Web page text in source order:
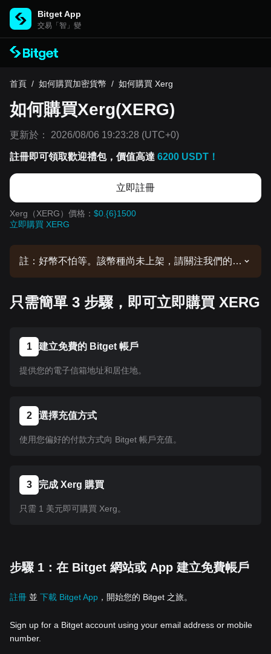
Bitget App
交易「智」變
首頁 / 如何購買加密貨幣 / 如何購買 Xerg
如何購買Xerg(XERG)
更新於： 2026/08/06 19:23:28 (UTC+0)
註冊即可領取歡迎禮包，價值高達 6200 USDT！
立即註冊
Xerg（XERG）價格： $0.{6}1500
立即購買 XERG
註：好幣不怕等。該幣種尚未上架，請關注我們的公
用相同的操作流程。
只需簡單 3 步驟，即可立即購買 XERG
1 建立免費的 Bitget 帳戶
提供您的電子信箱地址和居住地。
2 選擇充值方式
使用您偏好的付款方式向 Bitget 帳戶充值。
3 完成 Xerg 購買
只需 1 美元即可購買 Xerg。
步驟 1：在 Bitget 網站或 App 建立免費帳戶
註冊 並 下載 Bitget App ，開始您的 Bitget 之旅。
Sign up for a Bitget account using your email address or mobile
number.